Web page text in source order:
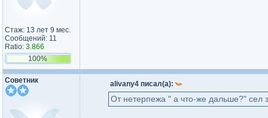
Стаж: 13 лет 9 мес.
Сообщений: 11
Ratio: 3.866
100%
Советник alivany4 писал(а):
От нетерпежа " а что-же дальше?" сел